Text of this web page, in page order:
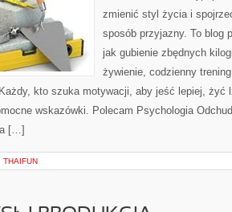
zmienić styl życia i
sposób przyjazny. To blog
jak gubienie zbędnych
żywienie, codzienny
kto szuka motywacji, aby jeść lepiej, żyć
wskazówki. Polecam Psychologia
[…]
THAIFUN